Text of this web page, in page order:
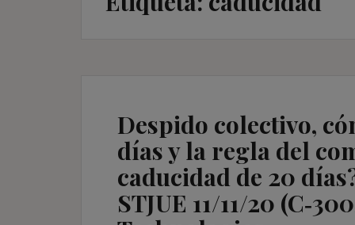
Despido colectivo,
días y la regla del
caducidad de 20
STJUE 11/11/20